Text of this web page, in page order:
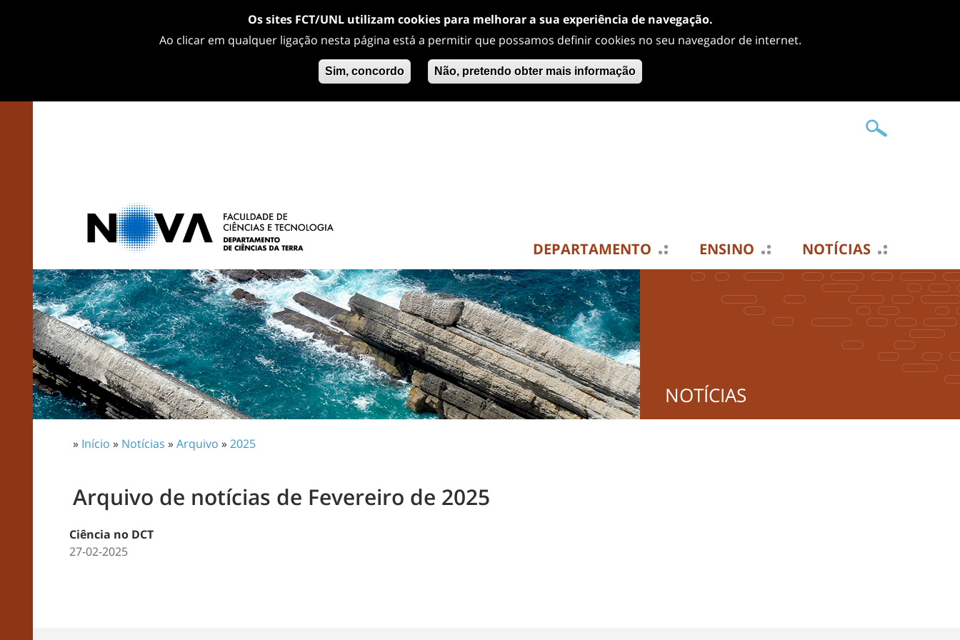
Os sites FCT/UNL utilizam cookies para melhorar a sua experiência de navegação.
Ao clicar em qualquer ligação nesta página está a permitir que possamos definir cookies no seu navegador de internet.
Sim, concordo Não, pretendo obter mais informação
DEPARTAMENTO ENSINO NOTÍCIAS
NOTÍCIAS
» Início » Notícias »Arquivo »2025
Arquivo de notícias de Fevereiro de 2025
Ciência no DCT
27-02-2025